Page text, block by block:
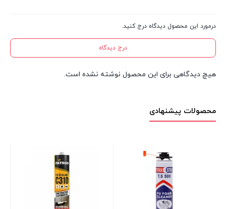
درمورد این محصول دیدگاه درج کنید.
درج دیدگاه
هیچ دیدگاهی برای این محصول نوشته نشده است.
محصولات پیشنهادی